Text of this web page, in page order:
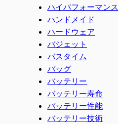
ハイパフォーマンス
ハンドメイド
ハードウェア
バジェット
バスタイム
バッグ
バッテリー
バッテリー寿命
バッテリー性能
バッテリー技術